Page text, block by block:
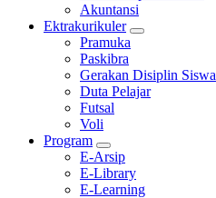
Akuntansi
Ektrakurikuler
Pramuka
Paskibra
Gerakan Disiplin Siswa
Duta Pelajar
Futsal
Voli
Program
E-Arsip
E-Library
E-Learning